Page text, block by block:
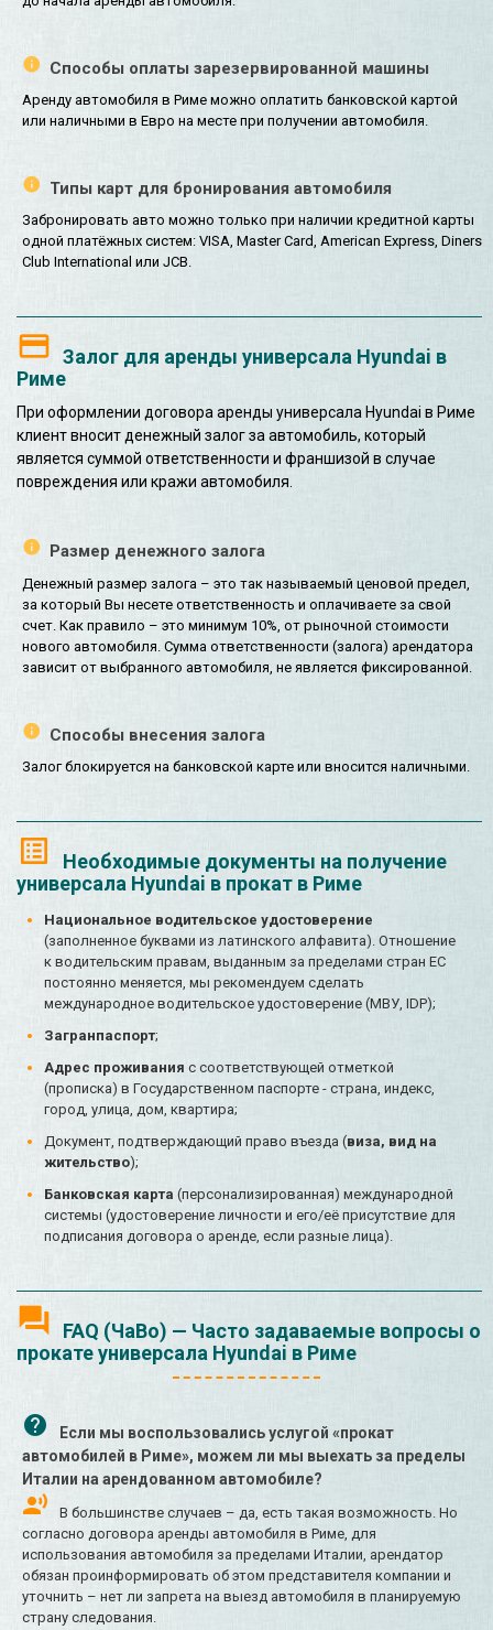
Способы оплаты зарезервированной машины
Аренду автомобиля в Риме можно оплатить банковской картой
или наличными в Евро на месте при получении автомобиля.
Типы карт для бронирования автомобиля
Забронировать авто можно только при наличии кредитной карты
одной платёжных систем: VISA, Master Card, American Express, Diners
Club International или JCB.
Залог для аренды универсала Hyundai в
Риме
При оформлении договора аренды универсала Hyundai в Риме
клиент вносит денежный залог за автомобиль, который
является суммой ответственности и франшизой в случае
повреждения или кражи автомобиля.
Размер денежного залога
Денежный размер залога – это так называемый ценовой предел,
за который Вы несете ответственность и оплачиваете за свой
счет. Как правило – это минимум 10%, от рыночной стоимости
нового автомобиля. Сумма ответственности (залога) арендатора
зависит от выбранного автомобиля, не является фиксированной.
Способы внесения залога
Залог блокируется на банковской карте или вносится наличными.
Необходимые документы на получение
универсала Hyundai в прокат в Риме
Национальное водительское удостоверение
(заполненное буквами из латинского алфавита). Отношение
к водительским правам, выданным за пределами стран ЕС
постоянно меняется, мы рекомендуем сделать
международное водительское удостоверение (МВУ, IDP);
Загранпаспорт;
Адрес проживания с соответствующей отметкой
(прописка) в Государственном паспорте - страна, индекс,
город, улица, дом, квартира;
Документ, подтверждающий право въезда (виза, вид на
жительство);
Банковская карта (персонализированная) международной
системы (удостоверение личности и его/её присутствие для
подписания договора о аренде, если разные лица).
FAQ (ЧаВо) — Часто задаваемые вопросы о
прокате универсала Hyundai в Риме
Если мы воспользовались услугой «прокат
автомобилей в Риме», можем ли мы выехать за пределы
Италии на арендованном автомобиле?
В большинстве случаев – да, есть такая возможность. Но
согласно договора аренды автомобиля в Риме, для
использования автомобиля за пределами Италии, арендатор
обязан проинформировать об этом представителя компании и
уточнить – нет ли запрета на выезд автомобиля в планируемую
страну следования.